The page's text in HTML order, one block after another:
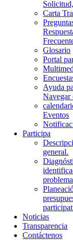
Carta
Glosario
Portal
Ayuda
Navegar
Eventos
Participa
general.
Noticias
Transparencia
Contáctenos